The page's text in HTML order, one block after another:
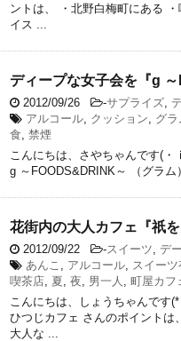
ントは、 ・北野白梅町にある
イス ...
ディープな女子会を『g
2012/09/26 -サプライズ,
アルコール, クッション, グラ
食, 禁煙
こんにちは、さやちゃんです(
g ～FOODS&DRINK～ （グラ
花街内の大人カフェ『祇
2012/09/22 -スイーツ, デ
あんこ , アルコール, スイーツ
喫茶店, 夏, 夜, 男一人 , 町屋カフ
こんにちは、しょうちゃんで
ひつじカフェ さんのポイントは
大人な ...